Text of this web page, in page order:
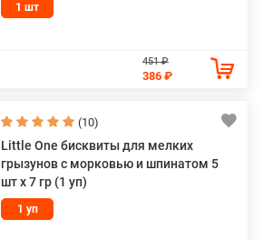
1 шт
451 ₽
386 ₽
(10)
Little One бисквиты для мелких
грызунов с морковью и шпинатом 5
шт х 7 гр (1 уп)
1 уп